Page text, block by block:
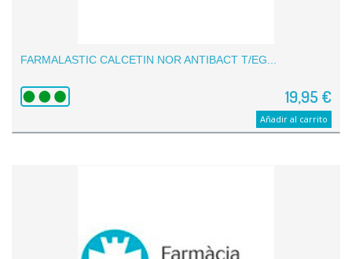
FARMALASTIC CALCETIN NOR ANTIBACT T/EG...
19,95 €
Añadir al carrito